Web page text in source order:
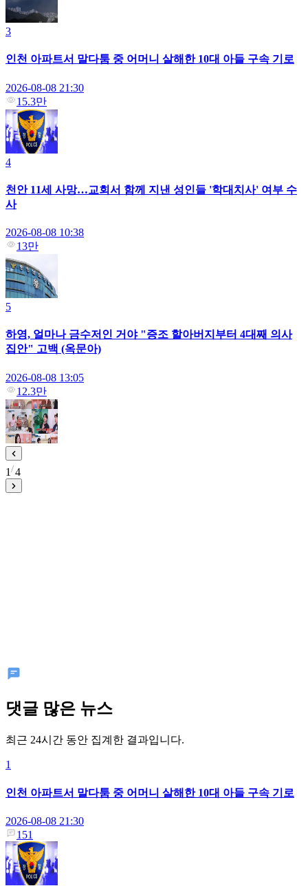
3
인천 아파트서 말다툼 중 어머니 살해한 10대 아들 구속 기로
2026-08-08 21:30
15.3만
4
천안 11세 사망…교회서 함께 지낸 성인들 '학대치사' 여부 수
사
2026-08-08 10:38
13만
5
하영, 얼마나 금수저인 거야 "증조 할아버지부터 4대째 의사
집안" 고백 (옥문아)
2026-08-08 13:05
12.3만
1 4
댓글 많은 뉴스
최근 24시간 동안 집계한 결과입니다.
1
인천 아파트서 말다툼 중 어머니 살해한 10대 아들 구속 기로
2026-08-08 21:30
151